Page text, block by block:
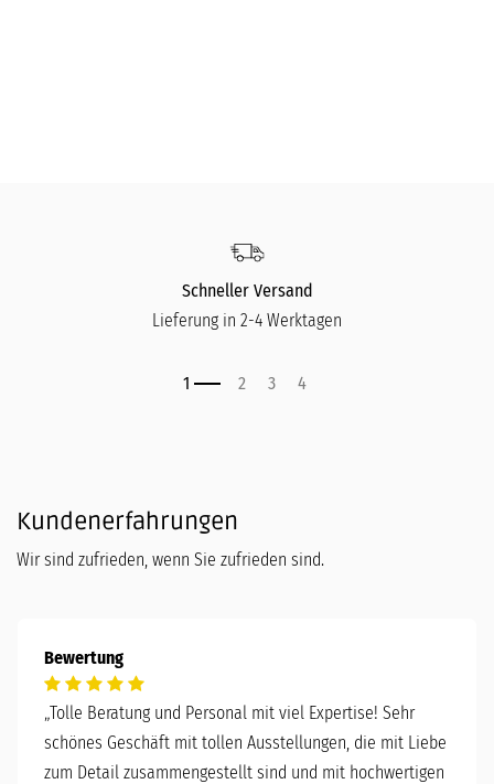
Schneller Versand
Lieferung in 2-4 Werktagen
Kundenerfahrungen
Wir sind zufrieden, wenn Sie zufrieden sind.
Bewertung
„Tolle Beratung und Personal mit viel Expertise! Sehr
schönes Geschäft mit tollen Ausstellungen, die mit Liebe
zum Detail zusammengestellt sind und mit hochwertigen